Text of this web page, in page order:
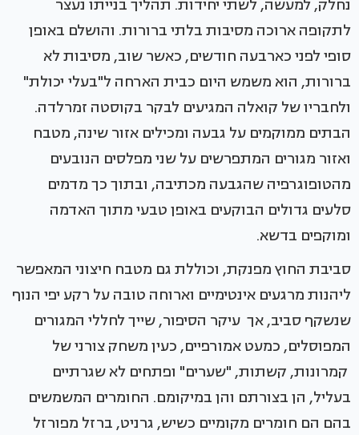
נחלק, למעשה, לשתי יחידות. תהליך בנייתו נעצר
לתקופה ארוכה מסיבות בלתי ברורות. והושלם באופן
סופי לפני כארבעה חודשים, כאשר שוב, מסיבות לא
ברורות, הוא משמש היום כבית הארחה ל"בעלי יכולת"
ולחבריו של קואלה המגיעים לבקר בקוסטה זמרלדה.
הבתים ממוקמים על גבעה ומכילים אזור שינה, מטבח
ואזור מגורים המתפרשים על שני מפלסים הנובעים
מהטופוגרפיה שהגבעה מכתיבה, ובתוך כך מדמים
סלעים גדולים הבוקעים באופן טבעי מתוך האדמה
ומוקפים בדשא.
סביבת החוץ מפנקת, וכוללת גם מטבח חיצוני המאפשר
ליהנות מרגעים אינטימיים וארוחה טובה על רקע יפי הנוף
שנשקף סביב, אך עיקר הסיפור, שייך לחללי המגורים
המפוסלים, כמעט אמורפיים, כעין משחק צורני של
קמרונות, קשתות, "שערים" ופתחים לא שגרתיים
בעליל, הן בצורתם והן במיקומם. החומרים המשמשים
בהם הם חומרים מקומיים כשיש, גרניט, ברזל מפורזל